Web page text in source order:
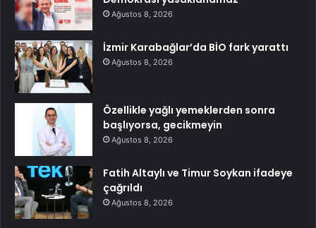
Ağustos 8, 2026
İzmir Karabağlar’da BİO fark yarattı
Ağustos 8, 2026
Özellikle yağlı yemeklerden sonra
başlıyorsa, gecikmeyin
Ağustos 8, 2026
Fatih Altaylı ve Timur Soykan ifadeye
çağrıldı
Ağustos 8, 2026